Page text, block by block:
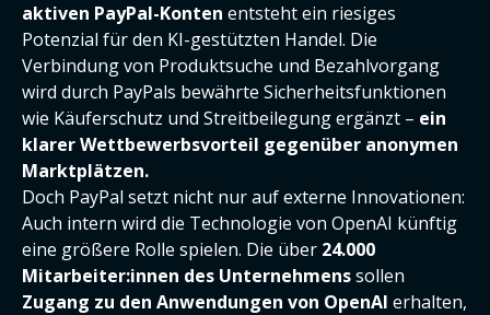
aktiven PayPal-Konten entsteht ein riesiges
Potenzial für den KI-gestützten Handel. Die
Verbindung von Produktsuche und Bezahlvorgang
wird durch PayPals bewährte Sicherheitsfunktionen
wie Käuferschutz und Streitbeilegung ergänzt – ein
klarer Wettbewerbsvorteil gegenüber anonymen
Marktplätzen.
Doch PayPal setzt nicht nur auf externe Innovationen:
Auch intern wird die Technologie von OpenAI künftig
eine größere Rolle spielen. Die über 24.000
Mitarbeiter:innen des Unternehmenssollen
Zugang zu den Anwendungen von OpenAI erhalten,